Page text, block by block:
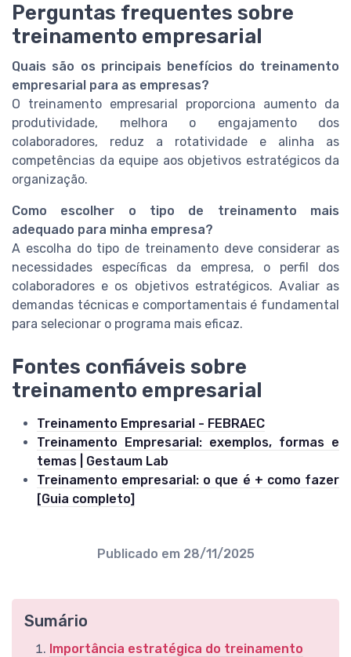
Perguntas frequentes sobre
treinamento empresarial
Quais são os principais benefícios do treinamento
empresarial para as empresas?
O treinamento empresarial proporciona aumento da
produtividade, melhora o engajamento dos
colaboradores, reduz a rotatividade e alinha as
competências da equipe aos objetivos estratégicos da
organização.
Como escolher o tipo de treinamento mais
adequado para minha empresa?
A escolha do tipo de treinamento deve considerar as
necessidades específicas da empresa, o perfil dos
colaboradores e os objetivos estratégicos. Avaliar as
demandas técnicas e comportamentais é fundamental
para selecionar o programa mais eficaz.
Fontes confiáveis sobre
treinamento empresarial
Treinamento Empresarial - FEBRAEC
Treinamento Empresarial: exemplos, formas e
temas | Gestaum Lab
Treinamento empresarial: o que é + como fazer
[Guia completo]
Publicado em 28/11/2025
Sumário
Importância estratégica do treinamento